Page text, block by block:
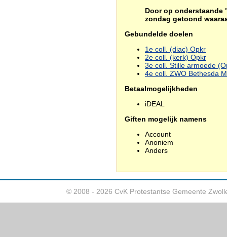
Door op
zondag getoond
Gebundelde doelen
1e coll. (diac) Opkr
2e coll. (kerk) Opkr
3e coll. Stille armoede
4e coll. ZWO Bethesda
Betaalmogelijkheden
iDEAL
Giften mogelijk namens
Account
Anoniem
Anders
© 2008 - 2026 CvK Protestantse Gemeente